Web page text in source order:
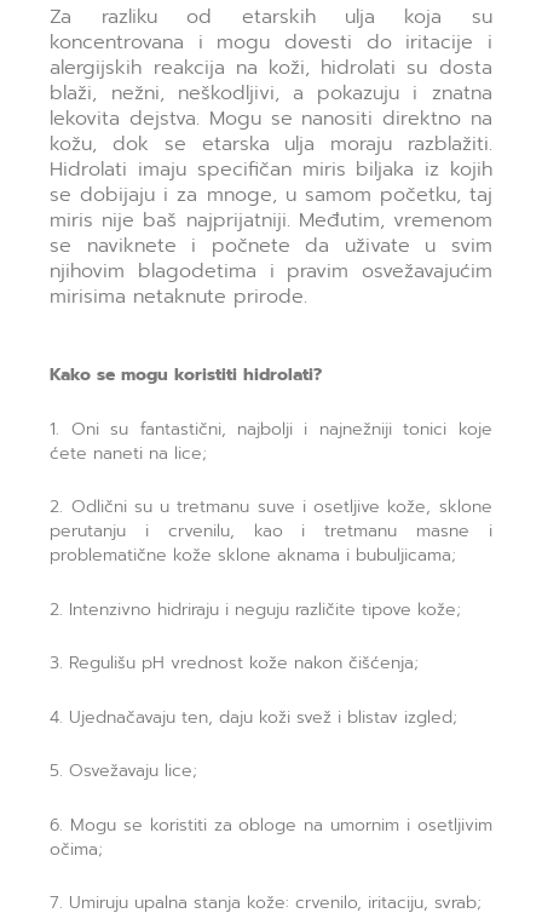
Za razliku od etarskih ulja koja su
koncentrovana i mogu dovesti do iritacije i
alergijskih reakcija na koži, hidrolati su dosta
blaži, nežni, neškodljivi, a pokazuju i znatna
lekovita dejstva. Mogu se nanositi direktno na
kožu, dok se etarska ulja moraju razblažiti.
Hidrolati imaju specifičan miris biljaka iz kojih
se dobijaju i za mnoge, u samom početku, taj
miris nije baš najprijatniji. Međutim, vremenom
se naviknete i počnete da uživate u svim
njihovim blagodetima i pravim osvežavajućim
mirisima netaknute prirode.
Kako se mogu koristiti hidrolati?
1. Oni su fantastični, najbolji i najnežniji tonici koje
ćete naneti na lice;
2. Odlični su u tretmanu suve i osetljive kože, sklone
perutanju i crvenilu, kao i tretmanu masne i
problematične kože sklone aknama i bubuljicama;
2. Intenzivno hidriraju i neguju različite tipove kože;
3. Regulišu pH vrednost kože nakon čišćenja;
4. Ujednačavaju ten, daju koži svež i blistav izgled;
5. Osvežavaju lice;
6. Mogu se koristiti za obloge na umornim i osetljivim
očima;
7. Umiruju upalna stanja kože: crvenilo, iritaciju, svrab;